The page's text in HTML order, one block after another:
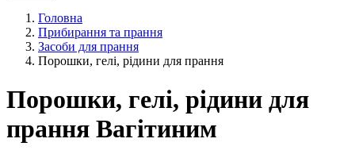
Головна
Прибирання та прання
Засоби для прання
Порошки, гелі, рідини для прання
Порошки, гелі, рідини для
прання Вагітиним